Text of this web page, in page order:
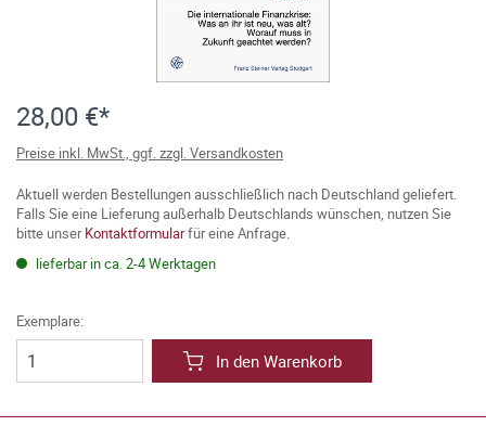
28,00 €*
Preise inkl. MwSt., ggf. zzgl. Versandkosten
Aktuell werden Bestellungen ausschließlich nach Deutschland geliefert.
Falls Sie eine Lieferung außerhalb Deutschlands wünschen, nutzen Sie
bitte unserKontaktformularfür eine Anfrage.
lieferbar in ca. 2-4 Werktagen
Exemplare:
In den Warenkorb